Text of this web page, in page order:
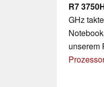
R7
GHz
unserem